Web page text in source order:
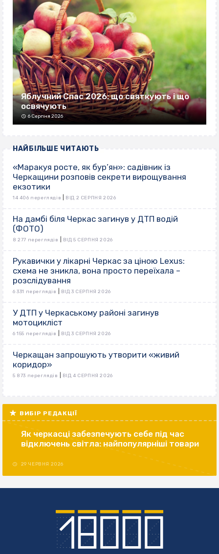
Яблучний Спас 2026: що святкують і що
освячують
6 Серпня 2026
НАЙБІЛЬШЕ ЧИТАЮТЬ
«Маракуя росте, як бур’ян»: садівник із
Черкащини розповів секрети вирощування
екзотики
14 406 переглядів ВІД 2 СЕРПНЯ 2026
На дамбі біля Черкас загинув у ДТП водій
(ФОТО)
8 277 переглядів ВІД 5 СЕРПНЯ 2026
Рукавички у лікарні Черкас за ціною Lexus:
схема не зникла, вона просто переїхала –
розслідування
6 331 переглядів ВІД 3 СЕРПНЯ 2026
У ДТП у Черкаському районі загинув
мотоцикліст
6 155 переглядів ВІД 3 СЕРПНЯ 2026
Черкащан запрошують утворити «живий
коридор»
5 873 переглядів ВІД 4 СЕРПНЯ 2026
ВИБІР РЕДАКЦІЇ
Як черкасці забезпечують себе під час
відключень світла: найпопулярніші товари
29 ЧЕРВНЯ 2026